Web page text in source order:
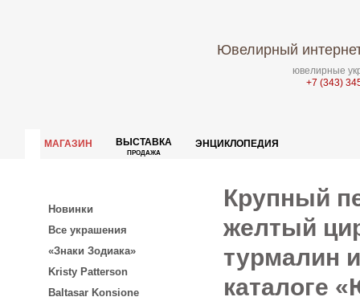
Ювелирный
ювелирные
+7 (343)
МАГАЗИН ВЫСТАВКА
ПРОДАЖА
ЭНЦИКЛОПЕДИЯ
Новинки
Все украшения
«Знаки Зодиака»
Kristy Patterson
Baltasar Konsione
Крупный
желтый
турмалин
каталоге